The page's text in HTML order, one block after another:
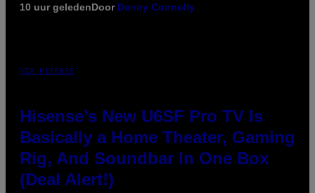
10 uur geledenDoor Denny Connolly
VIA HISENSE
Hisense’s New U6SF Pro TV Is
Basically a Home Theater, Gaming
Rig, And Soundbar In One Box
(Deal Alert!)